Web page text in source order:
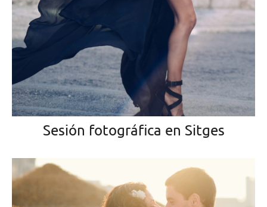
Sesión fotográfica en Sitges